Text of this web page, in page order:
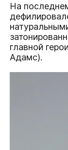
На
главной
Адамс).